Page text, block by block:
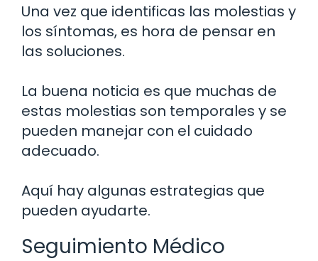
Una vez que identificas las molestias y
los síntomas, es hora de pensar en
las soluciones.
La buena noticia es que muchas de
estas molestias son temporales y se
pueden manejar con el cuidado
adecuado.
Aquí hay algunas estrategias que
pueden ayudarte.
Seguimiento Médico